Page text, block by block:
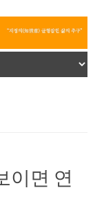
이면 연